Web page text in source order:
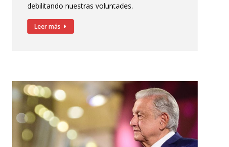
debilitando nuestras voluntades.
Leer más